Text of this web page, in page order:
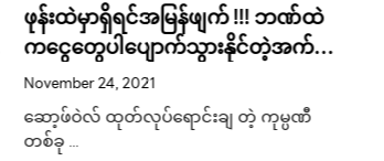
ဖုန်းထဲမှာရှိရင်အမြန်ဖျက် !!! ဘဏ်ထဲ
ကငွေတွေပါပျောက်သွားနိုင်တဲ့အက်ပ
လီကေးရှင်း ၁၃ ခု !
November 24, 2021
ဆော့ဖ်ဝဲလ် ထုတ်လုပ်ရောင်းချ တဲ့ ကုမ္ပဏီ
တစ်ခု …